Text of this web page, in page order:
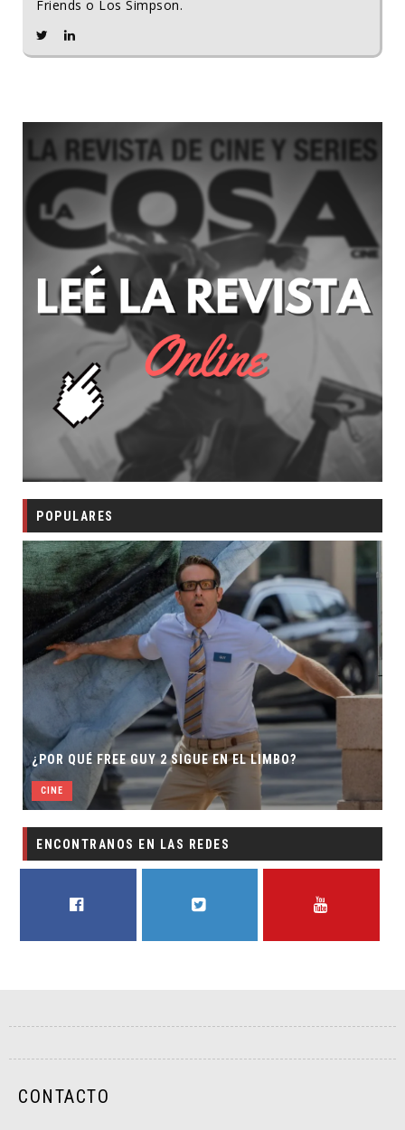
Friends o Los Simpson.
POPULARES
¿POR QUÉ FREE GUY 2 SIGUE EN EL LIMBO?
CINE
ENCONTRANOS EN LAS REDES
CONTACTO